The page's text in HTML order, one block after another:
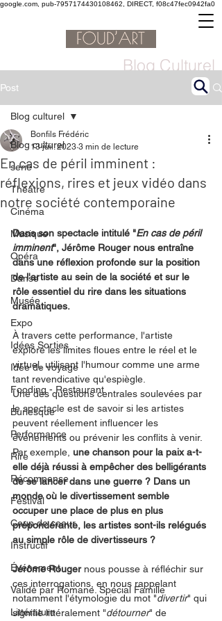
google.com, pub-7957174430108462, DIRECT, f08c47fec0942fa0
Blog Culturel
Post
Blog culturel
serie
Théâtre
Cinéma
Musique
Opéra
Danse
Musée
Expo
Idées Sorties
Idée de voyage
Fooding - Restaurant
Burlesque
Performance
Rire
Récompense
Festival
Coup de coeur
Instructif
Événement
Validé par Romane. Spécial Famille
Littérature
Blog culturel
En cas de péril imminent :
réflexions, rires et jeux vidéo dans
notre société contemporaine
Bonfils Frédéric
13 juil. 2023 3 min de lecture
Dans son spectacle intitulé "En cas de péril
imminent", Jérôme Rouger nous entraîne
dans une réflexion profonde sur la position
de l'artiste au sein de la société et sur le
rôle essentiel du rire dans les situations
dramatiques.
À travers cette performance, l'artiste
explore les limites floues entre le réel et le
virtuel, utilisant l'humour comme une arme
tant revendicative qu'espiègle.
Une des questions centrales soulevées par
le spectacle est de savoir si les artistes
peuvent réellement influencer les
événements ou prévenir les conflits à venir.
Par exemple, une chanson pour la paix a-t-
elle déjà réussi à empêcher des belligérants
de se lancer dans une guerre ? Dans un
monde où le divertissement semble
occuper une place de plus en plus
prépondérante, les artistes sont-ils relégués
au simple rôle de divertisseurs ?
Jérôme Rouger nous pousse à réfléchir sur
ces interrogations, en nous rappelant
notamment l'étymologie du mot "divertir" qui
signifie littéralement "détourner" de